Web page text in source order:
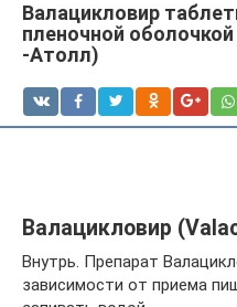
Валацикловир
пленочной
-Атолл)
Валацикловир
Внутрь. Препарат
зависимости от приема